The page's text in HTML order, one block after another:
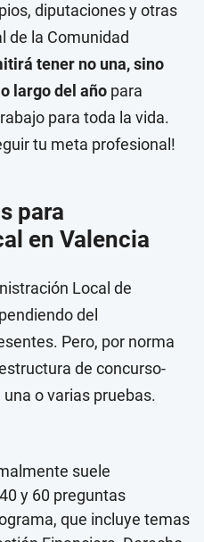
diputaciones y otras
de la Comunidad
tener no una, sino
largo del año para
para toda la vida.
tu meta profesional!
para
en Valencia
Local de
del
Pero, por norma
de concurso-
o varias pruebas.
suele
y 60 preguntas
que incluye temas